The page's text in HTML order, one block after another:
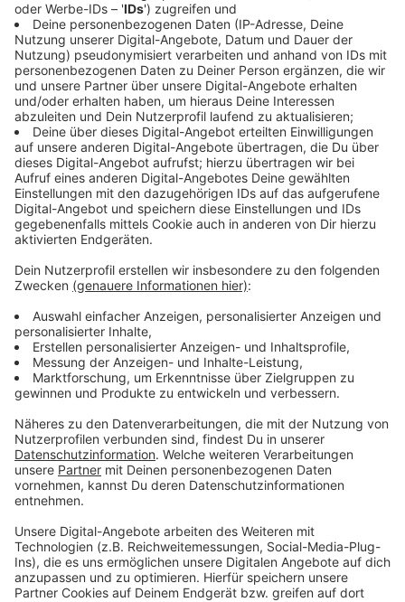
gewesen. Bis zum 14. Februar sei es aber noch fast
einen Monat hin. Man müsse sehen, wie sich die
Corona-Zahlen entwickelten.
Für die Kitas in NRW gilt laut Laschet die bisherige
Strategie, dass die Kitas in einem „eingeschränkten
Pandemiebetrieb“ weiter geöffnet sind.
Anzeige
Bund-Länder-Einigung: Homeoffice möglich
machen
Anzeige
Bund und Länder wollen einen weitgehenden Anspruch
der Arbeitnehmerinnen und Arbeitnehmer auf
Homeoffice einführen. Künftig müssen Arbeitgeber
überall dort ermöglichen, wo es die Tätigkeiten
zulassen. Dazu soll das Bundesarbeitsministerium eine
Verordnung erlassen. Durch mehr Homeoffice würden
Kontakte am Arbeitsort, aber auch auf dem Weg zur
Arbeit reduziert, so die Argumentation. Im
Beschlusspapier werden die Beschäftigten zudem
gebeten, das Angebot auch zu nutzen. Die Regelung
ist bis zum 15. März befristet.